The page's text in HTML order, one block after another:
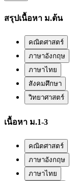
สรุปเนื้อหา ม.ต้น
คณิตศาสตร์
ภาษาอังกฤษ
ภาษาไทย
สังคมศึกษา
วิทยาศาสตร์
เนื้อหา ม.1-3
คณิตศาสตร์
ภาษาอังกฤษ
ภาษาไทย